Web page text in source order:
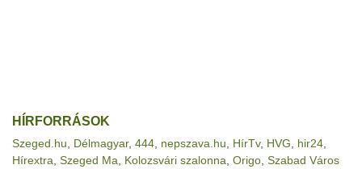
HÍRFORRÁSOK
Szeged.hu Délmagyar, 444 nepszava.hu HírTv, HVG hir24
Hírextra Szeged Ma Kolozsvári szalonna Origo Szabad Város